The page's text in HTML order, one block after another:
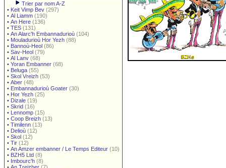
Trier par nom A-Z
• Keit Vimp Bev (297)
• Al Liamm (190)
• An Here (136)
• TES (131)
• An Alarc'h Embannadurioù (104)
• Mouladurioù Hor Yezh (88)
• Bannoù-Heol (86)
• Sav-Heol (79)
• Al Lanv (68)
• Yoran Embanner (68)
• Beluga (55)
• Skol Vreizh (53)
• Aber (48)
• Embannadurioù Goater (30)
• Hor Yezh (25)
• Dizale (19)
• Skrid (16)
• Lennomp (15)
• Coop Breizh (13)
• Timilenn (13)
• Delioù (12)
• Skol (12)
• Tir (12)
• An Amzer embanner / Le Temps Editeur (10)
• BZH5 Ltd (8)
• Imbourc'h (8)